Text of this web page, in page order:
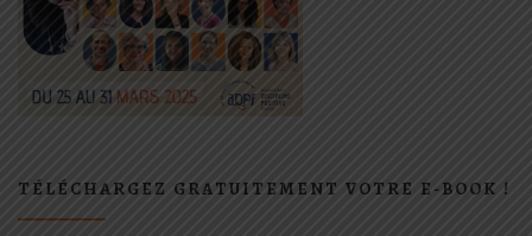
TÉLÉCHARGEZ GRATUITEMENT VOTRE E-BOOK !